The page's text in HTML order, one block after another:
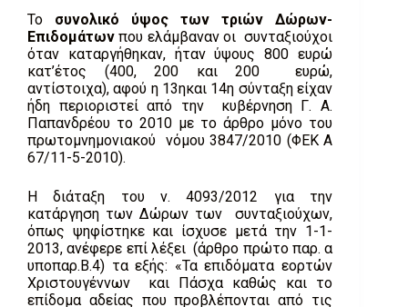
Το συνολικό ύψος των τριών Δώρων-
Επιδομάτων που ελάμβαναν οι συνταξιούχοι
όταν καταργήθηκαν, ήταν ύψους 800 ευρώ
κατ’έτος (400, 200 και 200 ευρώ,
αντίστοιχα), αφού η 13ηκαι 14η σύνταξη είχαν
ήδη περιοριστεί από την κυβέρνηση Γ. Α.
Παπανδρέου το 2010 με το άρθρο μόνο του
πρωτομνημονιακού νόμου 3847/2010 (ΦΕΚ Α
67/11-5-2010).
Η διάταξη του ν. 4093/2012 για την
κατάργηση των Δώρων των συνταξιούχων,
όπως ψηφίστηκε και ίσχυσε μετά την 1-1-
2013, ανέφερε επί λέξει (άρθρο πρώτο παρ. α
υποπαρ.Β.4) τα εξής: «Τα επιδόματα εορτών
Χριστουγέννων και Πάσχα καθώς και το
επίδομα αδείας που προβλέπονται από τις